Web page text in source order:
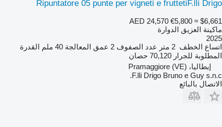
Ripuntatore 05 punte per vigneti e fruttetiF.lli Drigo
AED 24,570 €5,800 ≈ $6,661
ماكينة العزيق الدوارة
2025
اتساع الخطف 2 متر عدد الصفوف 2 عمق المعالجة 40 ملم
القدرة
المطلوبة للجرار 70,120 حصان
إيطاليا، Pramaggiore (VE)
F.lli Drigo Bruno e Guy s.n.c.
الاتصال بالبائع